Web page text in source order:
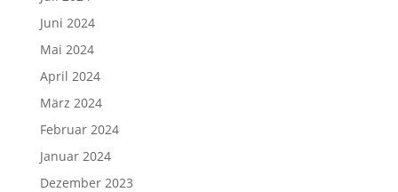
Juni 2024
Mai 2024
April 2024
März 2024
Februar 2024
Januar 2024
Dezember 2023